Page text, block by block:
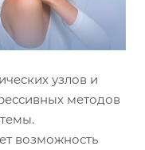
узлов и
методов
возможность